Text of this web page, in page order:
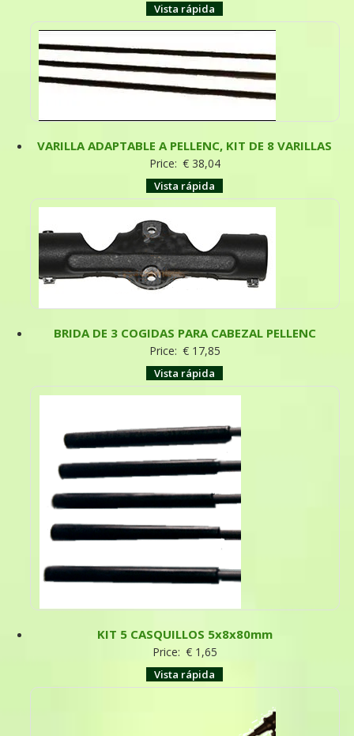
Vista rápida
VARILLA ADAPTABLE A PELLENC, KIT DE 8 VARILLAS
Price: €38,04
Vista rápida
BRIDA DE 3 COGIDAS PARA CABEZAL PELLENC
Price: €17,85
Vista rápida
KIT 5 CASQUILLOS 5x8x80mm
Price: €1,65
Vista rápida